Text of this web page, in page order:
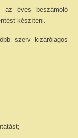
az éves beszámoló
készíteni.
szerv kizárólagos